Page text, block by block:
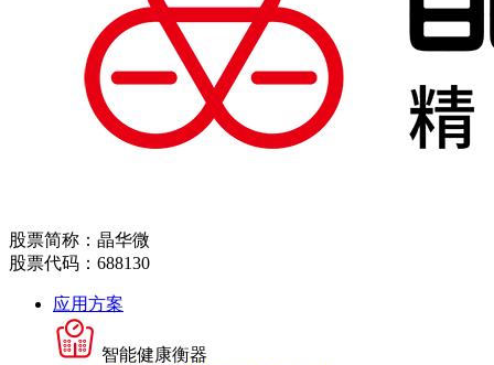
股票简称：晶华微
股票代码：688130
应用方案
智能健康衡器